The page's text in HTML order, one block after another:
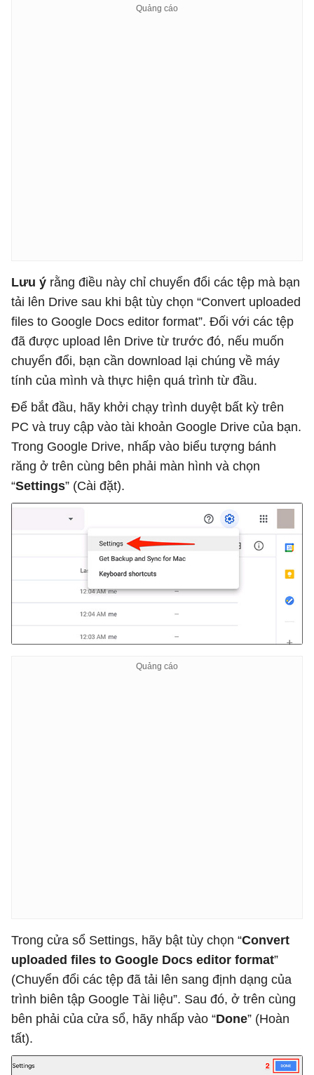
Lưu ý rằng điều này chỉ chuyển đổi các tệp mà bạn
tải lên Drive sau khi bật tùy chọn “Convert uploaded
files to Google Docs editor format”. Đối với các tệp
đã được upload lên Drive từ trước đó, nếu muốn
chuyển đổi, bạn cần download lại chúng về máy
tính của mình và thực hiện quá trình từ đầu.
Để bắt đầu, hãy khởi chạy trình duyệt bất kỳ trên
PC và truy cập vào tài khoản Google Drive của bạn.
Trong Google Drive, nhấp vào biểu tượng bánh
răng ở trên cùng bên phải màn hình và chọn
“Settings” (Cài đặt).
Trong cửa sổ Settings, hãy bật tùy chọn “Convert
uploaded files to Google Docs editor format”
(Chuyển đổi các tệp đã tải lên sang định dạng của
trình biên tập Google Tài liệu”. Sau đó, ở trên cùng
bên phải của cửa sổ, hãy nhấp vào “Done” (Hoàn
tất).